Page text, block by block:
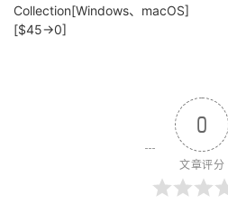
Collection[Windows、macOS]
[$45→0]
0
文章评分